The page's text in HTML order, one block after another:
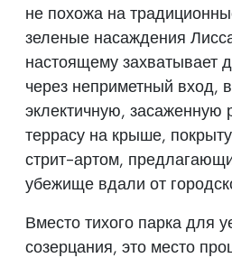
не похожа на
зеленые насаждения
настоящему захватывает
через неприметный вход,
эклектичную, засаженную
террасу на крыше,
стрит-артом,
убежище вдали от
Вместо тихого парка для
созерцания, это место